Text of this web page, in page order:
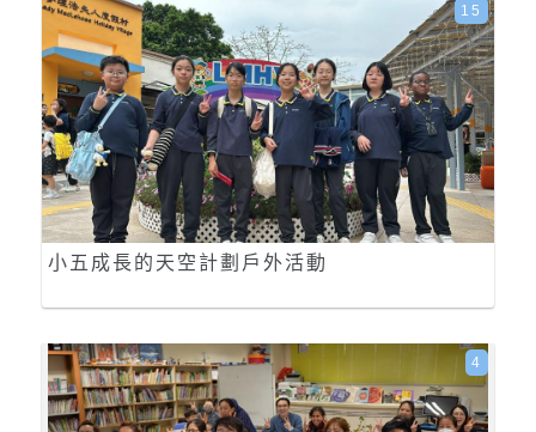
小五成長的天空計劃戶外活動
15
4